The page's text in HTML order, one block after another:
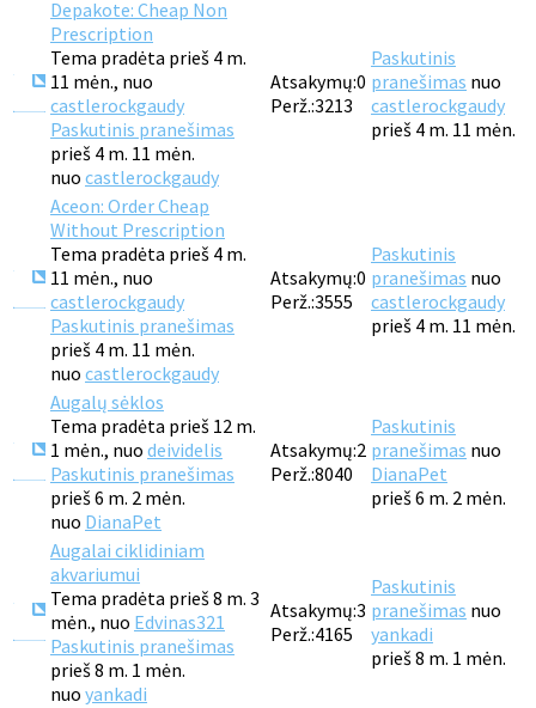
Depakote: Cheap Non
Prescription
Tema pradėta prieš 4 m.
11 mėn., nuo
castlerockgaudy
Paskutinis pranešimas
prieš 4 m. 11 mėn.
nuo castlerockgaudy
Atsakymų:0
Perž.:3213
Paskutinis
pranešimas nuo
castlerockgaudy
prieš 4 m. 11 mėn.
Aceon: Order Cheap
Without Prescription
Tema pradėta prieš 4 m.
11 mėn., nuo
castlerockgaudy
Paskutinis pranešimas
prieš 4 m. 11 mėn.
nuo castlerockgaudy
Atsakymų:0
Perž.:3555
Paskutinis
pranešimas nuo
castlerockgaudy
prieš 4 m. 11 mėn.
Augalų sėklos
Tema pradėta prieš 12 m.
1 mėn., nuo deividelis
Paskutinis pranešimas
prieš 6 m. 2 mėn.
nuo DianaPet
Atsakymų:2
Perž.:8040
Paskutinis
pranešimas nuo
DianaPet
prieš 6 m. 2 mėn.
Augalai ciklidiniam
akvariumui
Tema pradėta prieš 8 m. 3
mėn., nuo Edvinas321
Paskutinis pranešimas
prieš 8 m. 1 mėn.
nuo yankadi
Atsakymų:3
Perž.:4165
Paskutinis
pranešimas nuo
yankadi
prieš 8 m. 1 mėn.